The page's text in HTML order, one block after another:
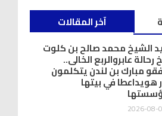
آخر المقالات
الشيخ محمد صالح بن كلوت
عابروالربع الخالى..
مبارك بن لندن يتكلمون
هويداعطا في بيتها